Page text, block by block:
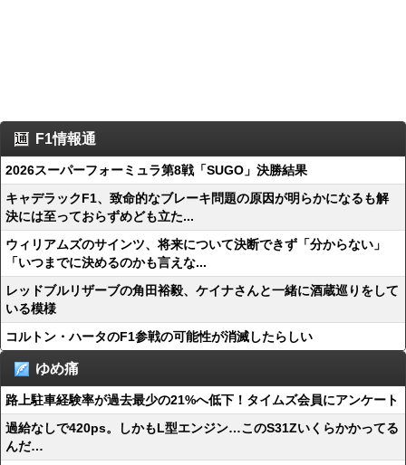
F1情報通
2026スーパーフォーミュラ第8戦「SUGO」決勝結果
キャデラックF1、致命的なブレーキ問題の原因が明らかになるも解
決には至っておらずめども立た...
ウィリアムズのサインツ、将来について決断できず「分からない」
「いつまでに決めるのかも言えな...
レッドブルリザーブの角田裕毅、ケイナさんと一緒に酒蔵巡りをして
いる模様
コルトン・ハータのF1参戦の可能性が消滅したらしい
ゆめ痛
路上駐車経験率が過去最少の21%へ低下！タイムズ会員にアンケート
過給なしで420ps。しかもL型エンジン…このS31Zいくらかかってる
んだ…